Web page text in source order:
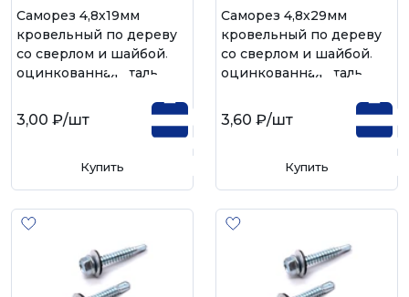
Саморез 4,8х19мм
кровельный по дереву
со сверлом и шайбой,
оцинкованная сталь
3,00 ₽/шт
Купить
Саморез 4,8х29мм
кровельный по дереву
со сверлом и шайбой,
оцинкованная сталь
3,60 ₽/шт
Купить